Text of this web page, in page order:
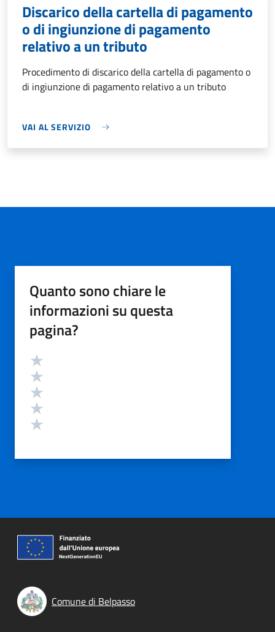
Discarico della cartella di pagamento
o di ingiunzione di pagamento
relativo a un tributo
Procedimento di discarico della cartella di pagamento o
di ingiunzione di pagamento relativo a un tributo
VAI AL SERVIZIO
Quanto sono chiare le
informazioni su questa
pagina?
Valutazione
Comune di Belpasso